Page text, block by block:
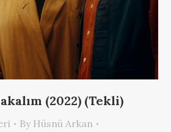
(2022) (Tekli)
By Hüsnü Arkan